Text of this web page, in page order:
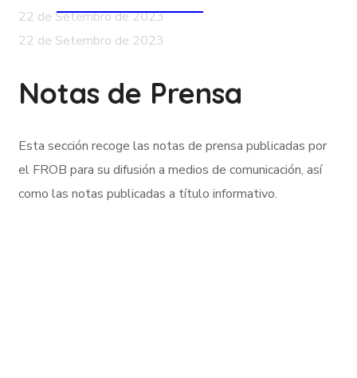
22 de Setembro de 2023
22 de Setembro de 2023
Notas de Prensa
Esta sección recoge las notas de prensa publicadas por
el FROB para su difusión a medios de comunicación, así
como las notas publicadas a título informativo.